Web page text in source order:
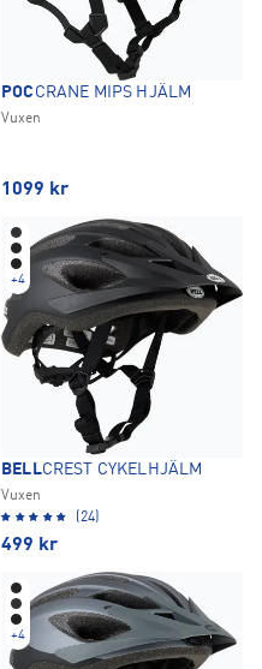
POC CRANE MIPS HJÄLM
Vuxen
1099 kr
+4
BELLCREST CYKELHJÄLM
Vuxen
(24)
499 kr
+4